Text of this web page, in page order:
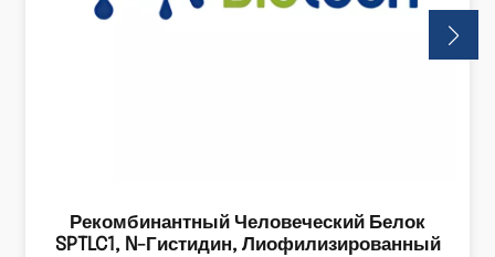
Рекомбинантный Человеческий Белок
SPTLC1, N-Гистидин, Лиофилизированный